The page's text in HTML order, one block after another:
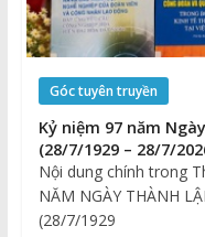
Góc tuyên truyền
Kỷ niệm 97 năm
(28/7/1929 – 28/7/
Nội dung chính trong
NĂM NGÀY THÀNH
(28/7/1929